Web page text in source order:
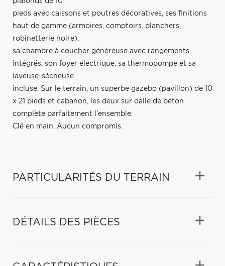
pieds avec caissons et poutres décoratives, ses finitions
haut de gamme (armoires, comptoirs, planchers,
robinetterie noire),
sa chambre à coucher généreuse avec rangements
intégrés, son foyer électrique, sa thermopompe et sa
laveuse-sécheuse
incluse. Sur le terrain, un superbe gazebo (pavillon) de 10
x 21 pieds et cabanon, les deux sur dalle de béton
complète parfaitement l'ensemble.
Clé en main. Aucun compromis.
PARTICULARITÉS DU TERRAIN
DÉTAILS DES PIÈCES